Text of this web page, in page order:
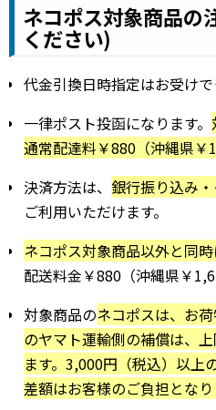
ネコポス対象商品の
ください)
代金引換日時指定はお受けで
一律ポスト投函になります。
通常配達料￥880（沖縄県￥
決済方法は、 銀行振り込み
ご利用いただけます。
ネコポス対象商品以外と同
配送料金￥880（沖縄県￥
対象商品のネコポスは、お
のヤマト運輸側の補償は、
ます。3,000円（税込）以上
差額はお客様のご負担となり